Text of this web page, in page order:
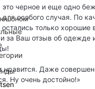
черное и еще одно
для особого случая. По
только хорошие
за Ваш отзыв об
Даже
Ну очень достойно!»